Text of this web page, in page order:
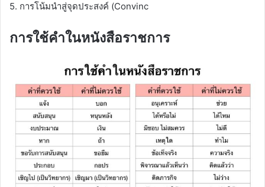
5. การโน้มนำสู่จุดประสงค์ (Convinc
การใช้คำในหนังสือราชการ